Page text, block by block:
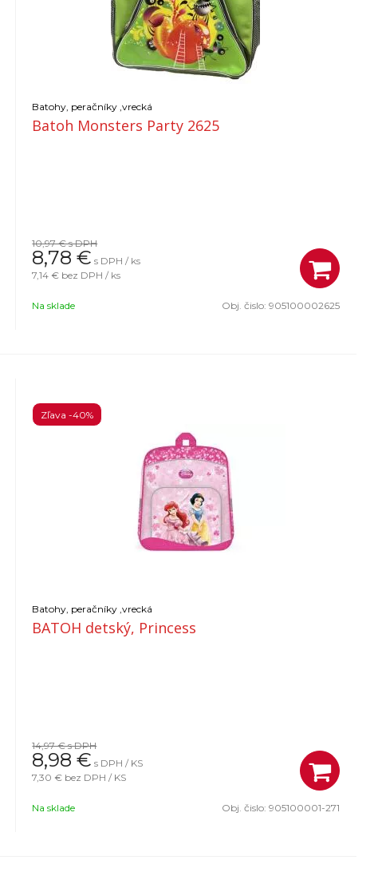
Batohy, peračníky ,vrecká
Batoh Monsters Party 2625
10,97 €s DPH
8,78 € s DPH / ks
7,14 € bez DPH / ks
Na sklade Obj. čislo: 905100002625
Batohy, peračníky ,vrecká
BATOH detský, Princess
Zľava -40%
14,97 €s DPH
8,98 € s DPH / KS
7,30 € bez DPH / KS
Na sklade Obj. čislo: 905100001-271